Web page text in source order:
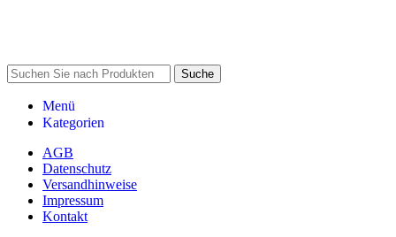
Suche
Menü
Kategorien
AGB
Datenschutz
Versandhinweise
Impressum
Kontakt